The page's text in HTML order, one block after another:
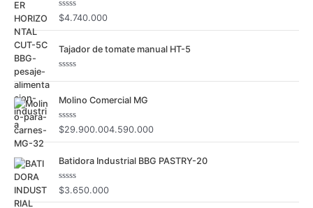
r
p
o
r
:
V
a
l
r
d
c
n
d
e
5
$4.740.000
Tajador de tomate manual HT-5
o
a
d
o
c
n
d
e
5
Molino Comercial MG
V
a
l
r
d
o
c
o
$29.900.004.590.000
Batidora Industrial BBG PASTRY-20
V
a
l
$3.650.000